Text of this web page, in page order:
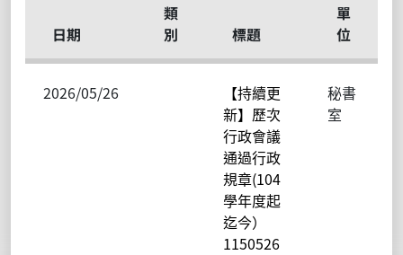
日期
類
別
標題
單
位
2026/05/26
【持續更
新】歷次
行政會議
通過行政
規章(104
學年度起
迄今）
1150526
秘書
室